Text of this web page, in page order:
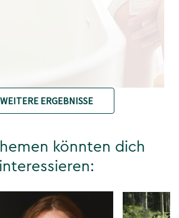
WEITERE ERGEBNISSE
könnten dich
interessieren: